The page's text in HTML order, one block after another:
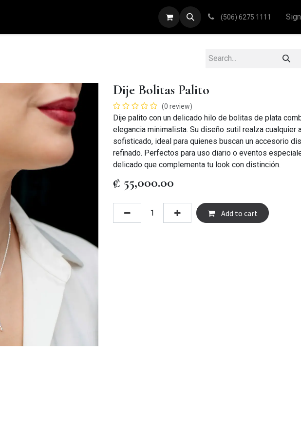
PULSERAS (506) 6275 1111
Dije Bolitas Palito
(0 review)
Dije palito con un delicado hilo de bolitas de plata
elegancia minimalista. Su diseño sutil realza cualquier
sofisticado, ideal para quienes buscan un accesorio
refinado. Perfectos para uso diario o eventos
delicado que complementa tu look con distinción.
₡ 55,000.00
Add to cart